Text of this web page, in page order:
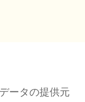
データの提供元